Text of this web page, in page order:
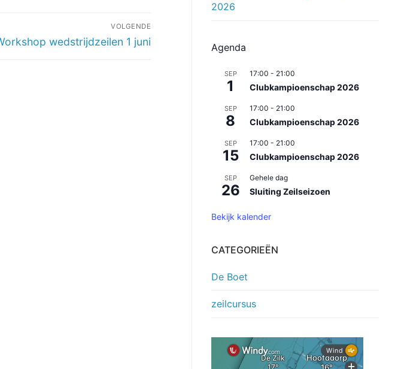
VOLGENDE
wedstrijdzeilen 1 juni
2026
Agenda
SEP
1
17:00 - 21:00
Clubkampioenschap 2026
SEP
8
17:00 - 21:00
Clubkampioenschap 2026
SEP
15
17:00 - 21:00
Clubkampioenschap 2026
SEP
26
Gehele dag
Sluiting Zeilseizoen
Bekijk kalender
CATEGORIEËN
De Boet
zeilcursus